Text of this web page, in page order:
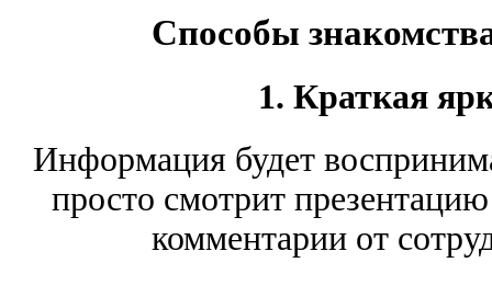
Способы
1. Краткая
Информация будет
просто смотрит
комментарии от